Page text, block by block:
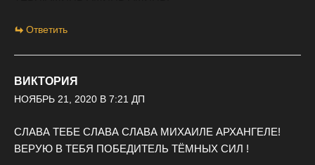
Ответить
ВИКТОРИЯ
НОЯБРЬ 21, 2020 В 7:21 ДП
СЛАВА ТЕБЕ СЛАВА СЛАВА МИХАИЛЕ АРХАНГЕЛЕ!
ВЕРУЮ В ТЕБЯ ПОБЕДИТЕЛЬ ТЁМНЫХ СИЛ !